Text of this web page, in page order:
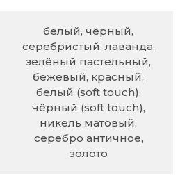
белый, чёрный,
серебристый, лаванда,
зелёный пастельный,
бежевый, красный,
белый (soft touch),
чёрный (soft touch),
никель матовый,
серебро античное,
золото